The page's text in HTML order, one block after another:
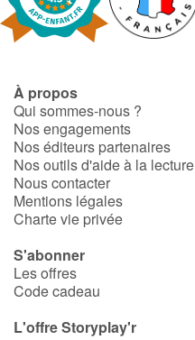
Documentaires
En famille
Quotidien et loisirs
À l'école
Fêtes et évènements
Amour et amitié
À propos
Qui sommes-nous ?
Nos engagements
Nos éditeurs partenaires
Nos outils d'aide à la lecture
Nous contacter
Mentions légales
Charte vie privée
S'abonner
Les offres
Code cadeau
L'offre Storyplay'r